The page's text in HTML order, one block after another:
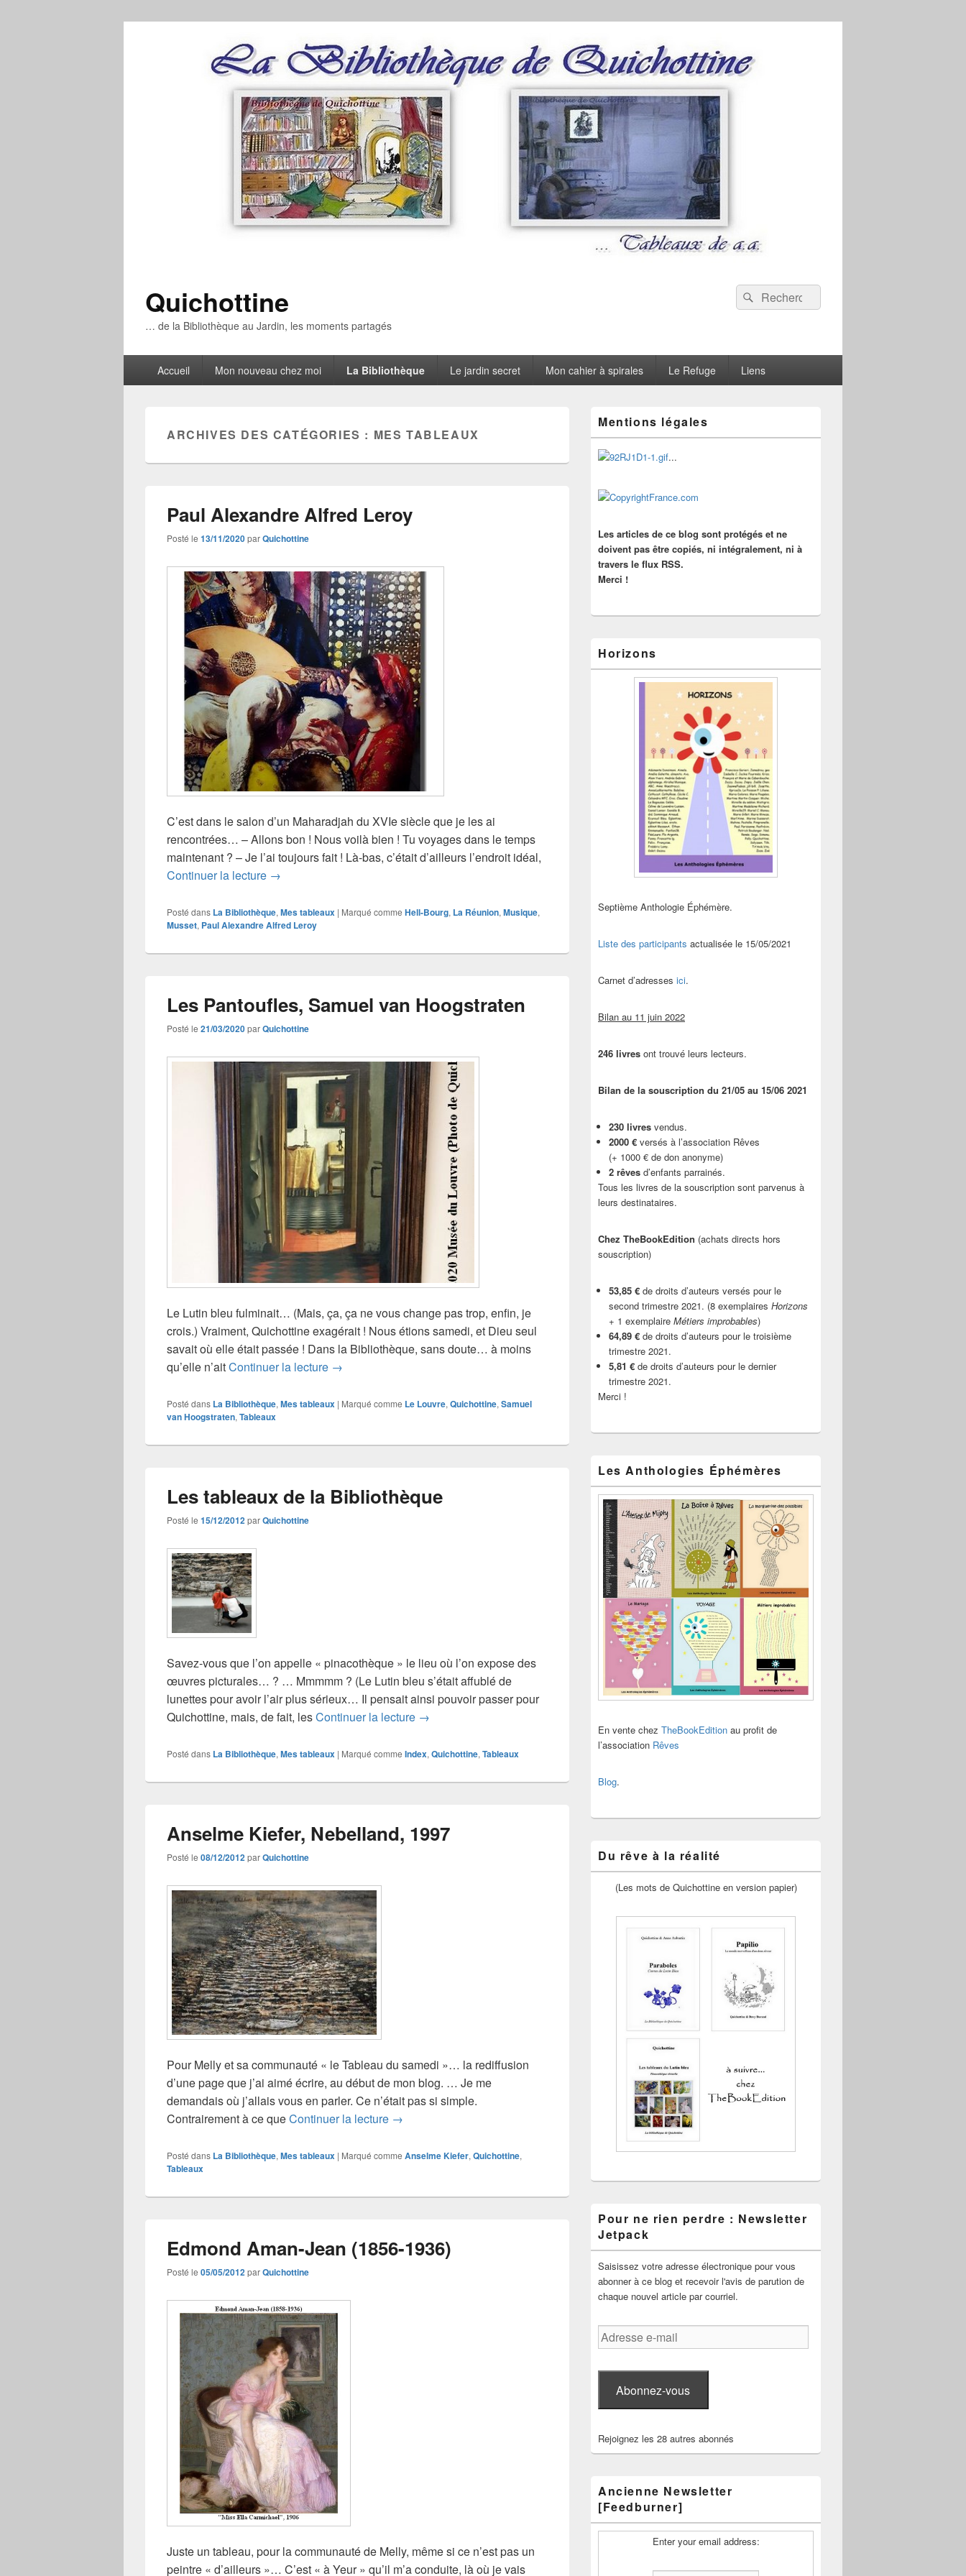
Quichottine
… de la Bibliothèque au Jardin, les moments partagés
Recherche :
Rechercher
principalAccueil Mon nouveau chez moi La Bibliothèque Le jardin secret Mon cahier à spirales Le Refuge Liens
ARCHIVES DES CATÉGORIES : MES TABLEAUX
Paul Alexandre Alfred Leroy
Posté le 13/11/2020parQuichottine
C’est dans le salon d’un Maharadjah du XVIe siècle que je les ai
rencontrées… – Allons bon ! Nous voilà bien ! Tu voyages dans le temps
maintenant ? – Je l’ai toujours fait ! Là-bas, c’était d’ailleurs l’endroit idéal,
Continuer la lecture Paul Alexandre Alfred Leroy
→
Posté dans La Bibliothèque,Mes tableaux | Marqué comme Hell-Bourg, La Réunion,Musique,
Musset, Paul Alexandre Alfred Leroy
Les Pantoufles, Samuel van Hoogstraten
Posté le 21/03/2020parQuichottine
Le Lutin bleu fulminait… (Mais, ça, ça ne vous change pas trop, enfin, je
crois.) Vraiment, Quichottine exagérait ! Nous étions samedi, et Dieu seul
savait où elle était passée ! Dans la Bibliothèque, sans doute… à moins
qu’elle n’aitContinuer la lecture Les Pantoufles, Samuel van Hoogstraten
→
Posté dans La Bibliothèque, Mes tableaux | Marqué comme Le Louvre, Quichottine, Samuel
van Hoogstraten, Tableaux
Les tableaux de la Bibliothèque
Posté le 15/12/2012parQuichottine
Savez-vous que l’on appelle « pinacothèque » le lieu où l’on expose des
œuvres picturales… ? … Mmmmm ? (Le Lutin bleu s’était affublé de
lunettes pour avoir l’air plus sérieux… Il pensait ainsi pouvoir passer pour
Quichottine, mais, de fait, lesContinuer la lecture Les tableaux de la Bibliothèque
→
Posté dans La Bibliothèque, Mes tableaux | Marqué comme Index, Quichottine, Tableaux
Anselme Kiefer, Nebelland, 1997
Posté le 08/12/2012parQuichottine
Pour Melly et sa communauté « le Tableau du samedi »… la rediffusion
d’une page que j’ai aimé écrire, au début de mon blog. … Je me
demandais où j’allais vous en parler. Ce n’était pas si simple.
Contrairement à ce queContinuer la lecture Anselme Kiefer, Nebelland, 1997
→
Posté dans La Bibliothèque, Mes tableaux | Marqué comme Anselme Kiefer, Quichottine,
Tableaux
Edmond Aman-Jean (1856-1936)
Posté le 05/05/2012parQuichottine
Juste un tableau, pour la communauté de Melly, même si ce n’est pas un
peintre « d’ailleurs »… C’est « à Yeur » qu’il m’a conduite, là où je vais
principale
de
widget
pour
barre
latérale
Mentions légales
...
Les articles de ce blog sont protégés et ne
doivent pas être copiés, ni intégralement, ni à
travers le flux RSS.
Merci !
Horizons
Septième Anthologie Éphémère.
Liste des participants actualisée le 15/05/2021
Carnet d’adresses ici.
Bilan au 11 juin 2022
246 livres ont trouvé leurs lecteurs.
Bilan de la souscription du 21/05 au 15/06 2021
230 livres vendus.
2000 € versés à l’association Rêves
(+ 1000 € de don anonyme)
2 rêves d’enfants parrainés.
Tous les livres de la souscription sont parvenus à
leurs destinataires.
Chez TheBookEdition (achats directs hors
souscription)
53,85 € de droits d’auteurs versés pour le
second trimestre 2021. (8 exemplaires Horizons
+ 1 exemplaire Métiers improbables)
64,89 € de droits d’auteurs pour le troisième
trimestre 2021.
5,81 € de droits d’auteurs pour le dernier
trimestre 2021.
Merci !
Les Anthologies Éphémères
En vente chez TheBookEdition au profit de
l’association Rêves
Blog.
Du rêve à la réalité
(Les mots de Quichottine en version papier)
Pour ne rien perdre : Newsletter
Jetpack
Saisissez votre adresse électronique pour vous
abonner à ce blog et recevoir l'avis de parution de
chaque nouvel article par courriel.
Adresse
e-
Abonnez-vous
Rejoignez les 28 autres abonnés
Ancienne Newsletter
[Feedburner]
Enter your email address: